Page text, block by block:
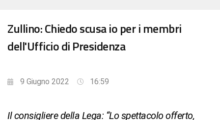
Zullino: Chiedo scusa io per i membri
dell'Ufficio di Presidenza
9 Giugno 2022 16:59
Il consigliere della Lega: “Lo spettacolo offerto,